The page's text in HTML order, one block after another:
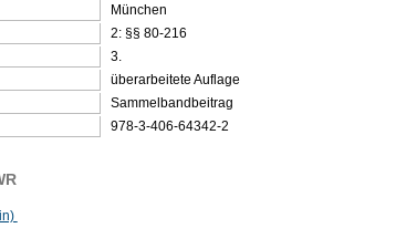
München
2: §§ 80-216
3.
überarbeitete Auflage
Sammelbandbeitrag
978-3-406-64342-2